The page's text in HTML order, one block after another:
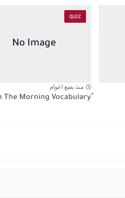
quiz
منذ بضع اعوام